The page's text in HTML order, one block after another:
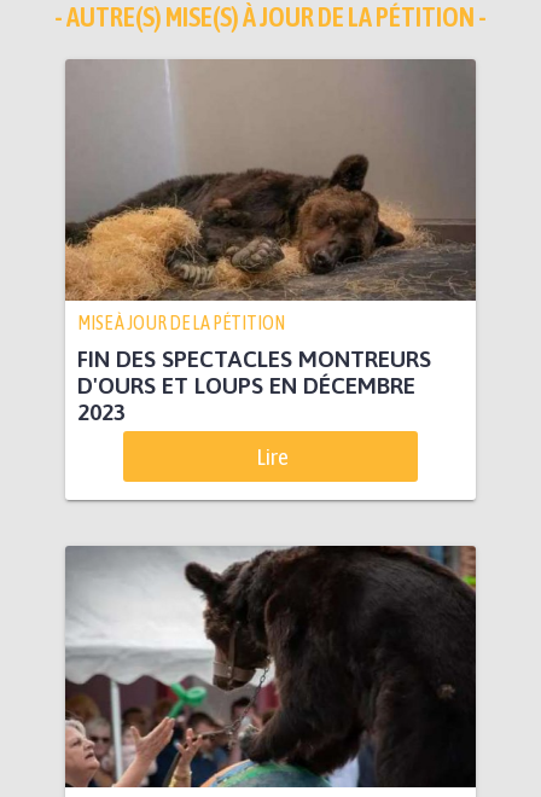
- AUTRE(S) MISE(S) À JOUR DE LA PÉTITION -
MISE À JOUR DE LA PÉTITION
FIN DES SPECTACLES MONTREURS
D'OURS ET LOUPS EN DÉCEMBRE
2023
Lire